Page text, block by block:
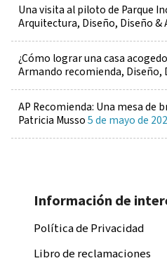
Una visita al piloto de Parque
Arquitectura, Diseño, Diseño &
¿Cómo lograr una casa
Armando recomienda, Diseño,
AP Recomienda: Una mesa de
Patricia Musso5 de mayo de
Información de
Política de Privacidad
Libro de reclamaciones